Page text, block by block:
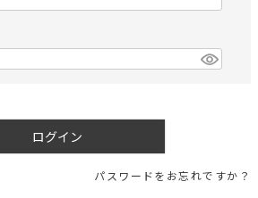
ログイン
パスワードをお忘れですか？